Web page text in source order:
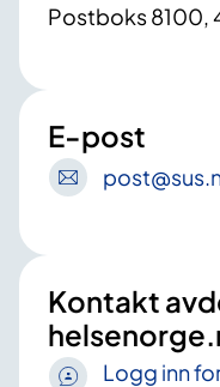
Postboks 8100,
E-post
post@sus
Kontakt
Logg inn